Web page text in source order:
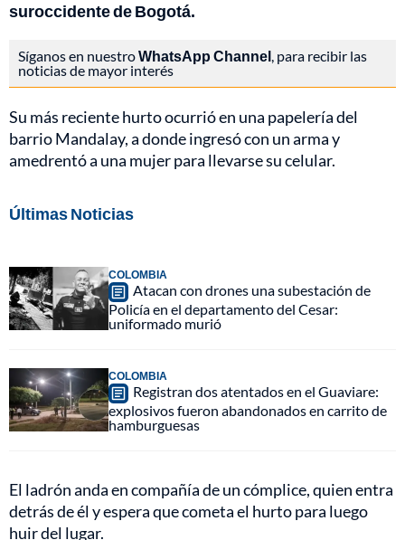
suroccidente de Bogotá.
Síganos en nuestroWhatsApp Channel , para recibir las
noticias de mayor interés
Su más reciente hurto ocurrió en una papelería del
barrio Mandalay, a donde ingresó con un arma y
amedrentó a una mujer para llevarse su celular.
Últimas Noticias
COLOMBIA
Atacan con drones una subestación de
Policía en el departamento del Cesar:
uniformado murió
COLOMBIA
Registran dos atentados en el Guaviare:
explosivos fueron abandonados en carrito de
hamburguesas
El ladrón anda en compañía de un cómplice, quien entra
detrás de él y espera que cometa el hurto para luego
huir del lugar.